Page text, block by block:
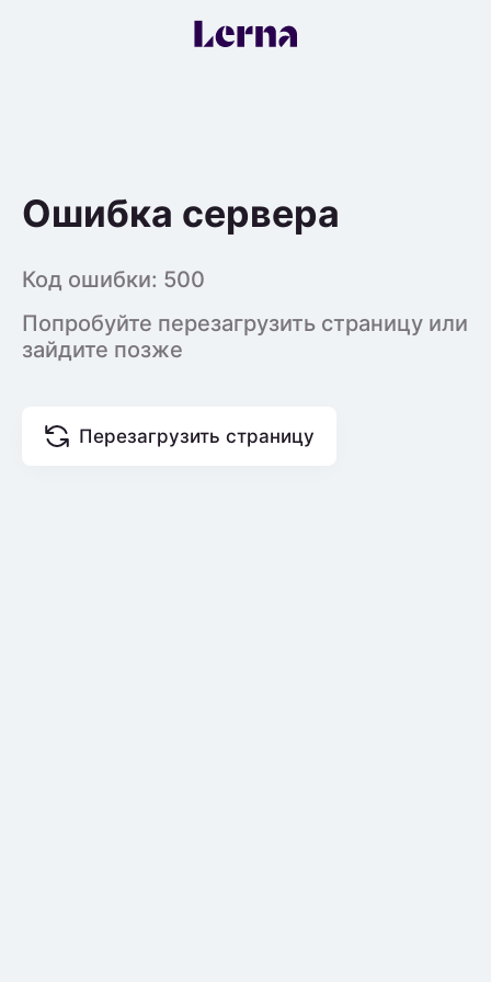
Ошибка сервера
Код ошибки: 500
Попробуйте перезагрузить страницу или
зайдите позже
Перезагрузить страницу